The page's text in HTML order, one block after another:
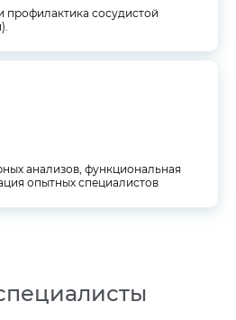
профилактика сосудистой
анализов, функциональная
опытных специалистов
анализов, функциональная
опытных специалистов